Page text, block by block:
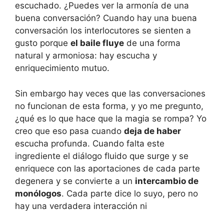
escuchado. ¿Puedes ver la armonía de una
buena conversación? Cuando hay una buena
conversación los interlocutores se sienten a
gusto porque el baile fluye de una forma
natural y armoniosa: hay escucha y
enriquecimiento mutuo.
Sin embargo hay veces que las conversaciones
no funcionan de esta forma, y yo me pregunto,
¿qué es lo que hace que la magia se rompa? Yo
creo que eso pasa cuando deja de haber
escucha profunda. Cuando falta este
ingrediente el diálogo fluido que surge y se
enriquece con las aportaciones de cada parte
degenera y se convierte a un intercambio de
monólogos. Cada parte dice lo suyo, pero no
hay una verdadera interacción ni